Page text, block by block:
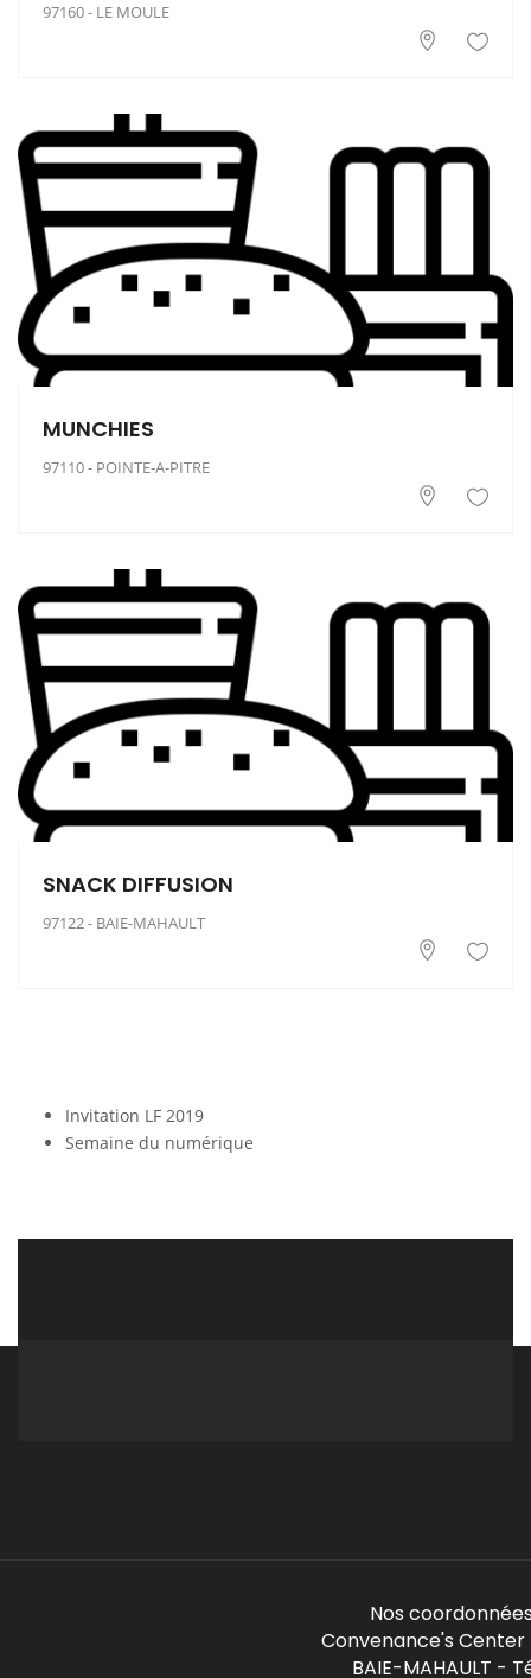
97160 - LE MOULE
MUNCHIES
97110 - POINTE-A-PITRE
SNACK DIFFUSION
97122 - BAIE-MAHAULT
Invitation LF 2019
Semaine du numérique
Nos coordonnées
Convenance's Center
BAIE-MAHAULT -